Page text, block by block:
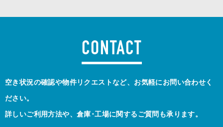
CONTACT
空き状況の確認や物件リクエストなど、お気軽にお問い合わせく
ださい。
詳しいご利用方法や、倉庫･工場に関するご質問も承ります。